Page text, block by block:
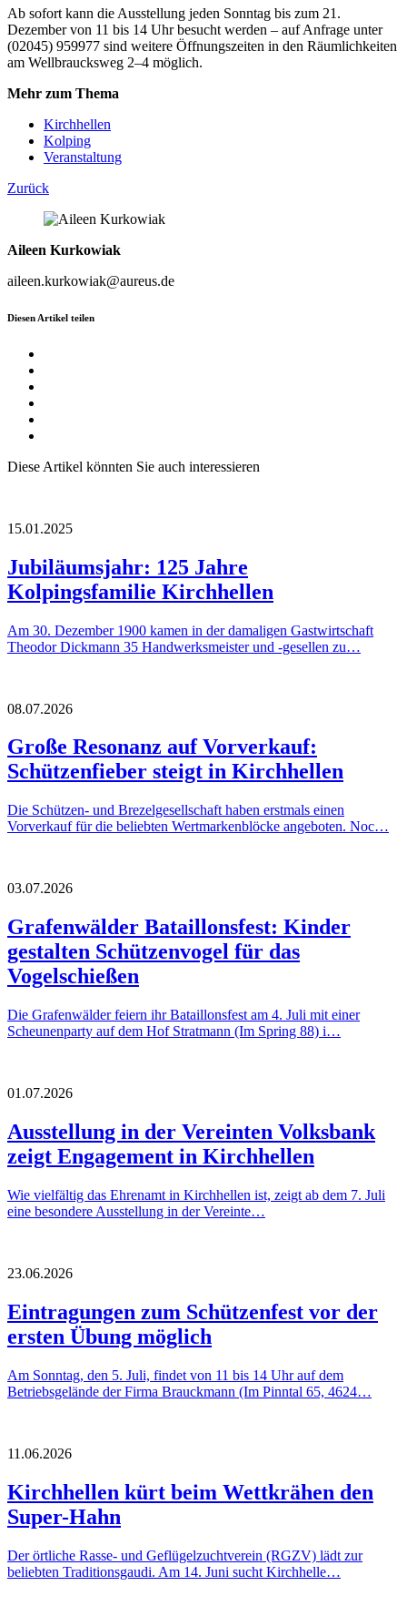
Ab sofort kann die Ausstellung jeden Sonntag bis zum 21.
Dezember von 11 bis 14 Uhr besucht werden – auf Anfrage unter
(02045) 959977 sind weitere Öffnungszeiten in den Räumlichkeiten
am Wellbraucksweg 2–4 möglich.
Mehr zum Thema
Kirchhellen
Kolping
Veranstaltung
Zurück
Aileen Kurkowiak
aileen.kurkowiak@aureus.de
Diesen Artikel teilen
Diese Artikel könnten Sie auch interessieren
15.01.2025
Jubiläumsjahr: 125 Jahre
Kolpingsfamilie Kirchhellen
Am 30. Dezember 1900 kamen in der damaligen Gastwirtschaft
Theodor Dickmann 35 Handwerksmeister und -gesellen zu…
08.07.2026
Große Resonanz auf Vorverkauf:
Schützenfieber steigt in Kirchhellen
Die Schützen- und Brezelgesellschaft haben erstmals einen
Vorverkauf für die beliebten Wertmarkenblöcke angeboten. Noc…
03.07.2026
Grafenwälder Bataillonsfest: Kinder
gestalten Schützenvogel für das
Vogelschießen
Die Grafenwälder feiern ihr Bataillonsfest am 4. Juli mit einer
Scheunenparty auf dem Hof Stratmann (Im Spring 88) i…
01.07.2026
Ausstellung in der Vereinten Volksbank
zeigt Engagement in Kirchhellen
Wie vielfältig das Ehrenamt in Kirchhellen ist, zeigt ab dem 7. Juli
eine besondere Ausstellung in der Vereinte…
23.06.2026
Eintragungen zum Schützenfest vor der
ersten Übung möglich
Am Sonntag, den 5. Juli, findet von 11 bis 14 Uhr auf dem
Betriebsgelände der Firma Brauckmann (Im Pinntal 65, 4624…
11.06.2026
Kirchhellen kürt beim Wettkrähen den
Super-Hahn
Der örtliche Rasse- und Geflügelzuchtverein (RGZV) lädt zur
beliebten Traditionsgaudi. Am 14. Juni sucht Kirchhelle…